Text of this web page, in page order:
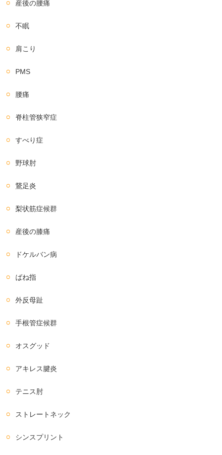
産後の腰痛
不眠
肩こり
PMS
腰痛
脊柱管狭窄症
すべり症
野球肘
鵞足炎
梨状筋症候群
産後の膝痛
ドケルバン病
ばね指
外反母趾
手根管症候群
オスグッド
アキレス腱炎
テニス肘
ストレートネック
シンスプリント